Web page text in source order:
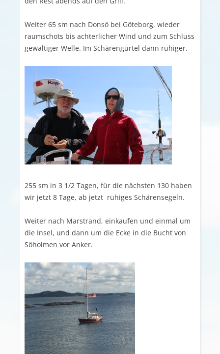
Weiter 65 sm nach Donsö bei Göteborg, wieder
raumschots bis achterlicher Wind und zum Schluss
gewaltiger Welle. Im Schärengürtel dann ruhiger.
255 sm in 3 1/2 Tagen, für die nächsten 130 haben
wir jetzt 8 Tage, ab jetzt ruhiges Schärensegeln.
Weiter nach Marstrand, einkaufen und einmal um
die Insel, und dann um die Ecke in die Bucht von
Söholmen vor Anker.